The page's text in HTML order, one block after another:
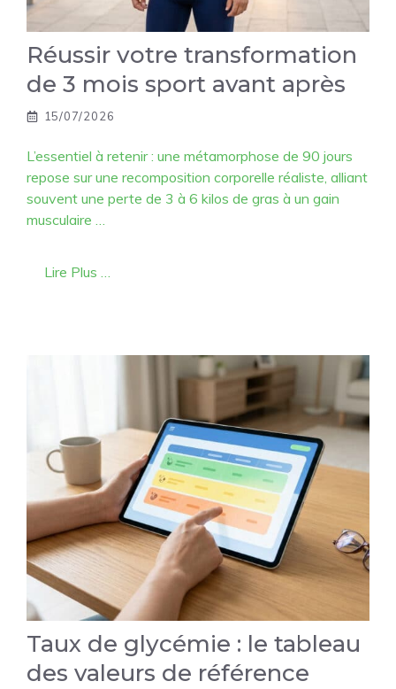
Réussir votre transformation
de 3 mois sport avant après
15/07/2026
L’essentiel à retenir : une métamorphose de 90 jours
repose sur une recomposition corporelle réaliste, alliant
souvent une perte de 3 à 6 kilos de gras à un gain
musculaire …
Lire Plus …
Taux de glycémie : le tableau
des valeurs de référence